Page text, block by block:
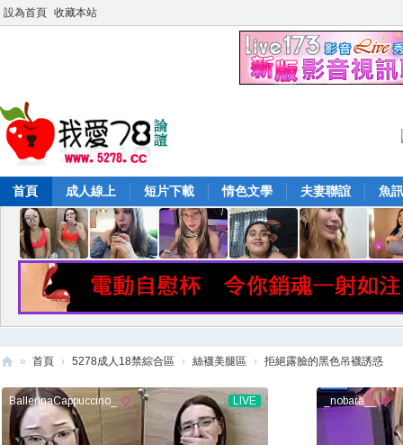
設為首頁 收藏本站
首頁 成人線上 短片下載 情色文學 夫妻聯誼 魚
52
78
» 首頁 › 5278成人18禁綜合區 › 絲襪美腿區 › 拒絕露臉的黑色吊襪誘惑